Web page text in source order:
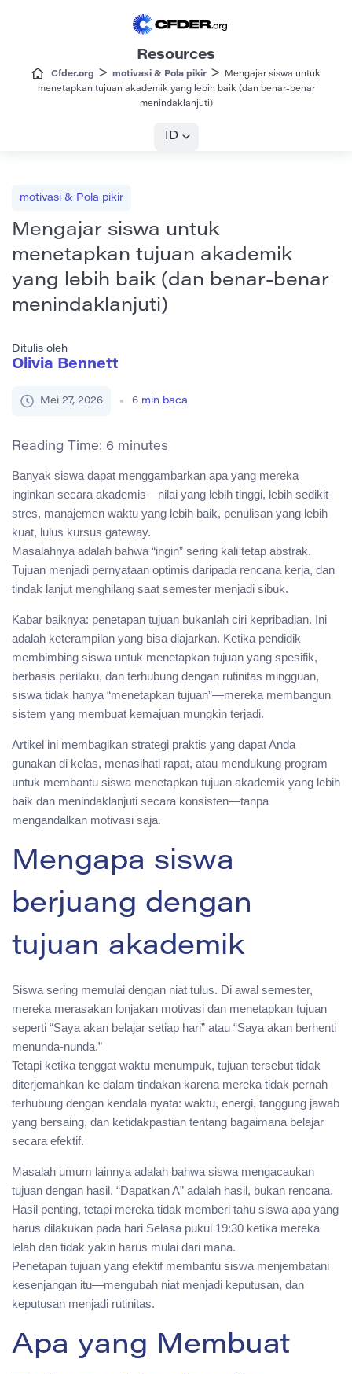
Resources
Cfder.org > motivasi & Pola pikir >
Mengajar siswa untuk
menetapkan tujuan akademik yang lebih baik (dan benar-benar
menindaklanjuti)
ID
motivasi & Pola pikir
Mengajar siswa untuk
menetapkan tujuan akademik
yang lebih baik (dan benar-benar
menindaklanjuti)
Ditulis oleh
Olivia Bennett
Mei 27, 2026 6 min baca
Reading Time: 6 minutes
Banyak siswa dapat menggambarkan apa yang mereka
inginkan secara akademis—nilai yang lebih tinggi, lebih sedikit
stres, manajemen waktu yang lebih baik, penulisan yang lebih
kuat, lulus kursus gateway.
Masalahnya adalah bahwa “ingin” sering kali tetap abstrak.
Tujuan menjadi pernyataan optimis daripada rencana kerja, dan
tindak lanjut menghilang saat semester menjadi sibuk.
Kabar baiknya: penetapan tujuan bukanlah ciri kepribadian. Ini
adalah keterampilan yang bisa diajarkan. Ketika pendidik
membimbing siswa untuk menetapkan tujuan yang spesifik,
berbasis perilaku, dan terhubung dengan rutinitas mingguan,
siswa tidak hanya “menetapkan tujuan”—mereka membangun
sistem yang membuat kemajuan mungkin terjadi.
Artikel ini membagikan strategi praktis yang dapat Anda
gunakan di kelas, menasihati rapat, atau mendukung program
untuk membantu siswa menetapkan tujuan akademik yang lebih
baik dan menindaklanjuti secara konsisten—tanpa
mengandalkan motivasi saja.
Mengapa siswa
berjuang dengan
tujuan akademik
Siswa sering memulai dengan niat tulus. Di awal semester,
mereka merasakan lonjakan motivasi dan menetapkan tujuan
seperti “Saya akan belajar setiap hari” atau “Saya akan berhenti
menunda-nunda.”
Tetapi ketika tenggat waktu menumpuk, tujuan tersebut tidak
diterjemahkan ke dalam tindakan karena mereka tidak pernah
terhubung dengan kendala nyata: waktu, energi, tanggung jawab
yang bersaing, dan ketidakpastian tentang bagaimana belajar
secara efektif.
Masalah umum lainnya adalah bahwa siswa mengacaukan
tujuan dengan hasil. “Dapatkan A” adalah hasil, bukan rencana.
Hasil penting, tetapi mereka tidak memberi tahu siswa apa yang
harus dilakukan pada hari Selasa pukul 19:30 ketika mereka
lelah dan tidak yakin harus mulai dari mana.
Penetapan tujuan yang efektif membantu siswa menjembatani
kesenjangan itu—mengubah niat menjadi keputusan, dan
keputusan menjadi rutinitas.
Apa yang Membuat